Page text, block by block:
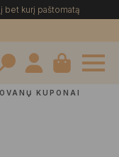
bet kurį paštomatą
KUPONAI